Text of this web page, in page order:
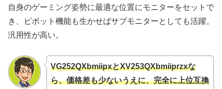
自身のゲーミング姿勢に最適な位置にモニターをセットで
き、ピボット機能も生かせばサブモニターとしても活躍。
汎用性が高い。
VG252QXbmiipxとXV253QXbmiiprzxな
ら、価格差も少ないうえに、完全に上位互換